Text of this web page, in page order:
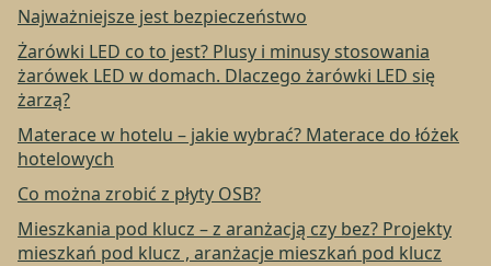
Najważniejsze jest bezpieczeństwo
Żarówki LED co to jest? Plusy i minusy stosowania
żarówek LED w domach. Dlaczego żarówki LED się
żarzą?
Materace w hotelu – jakie wybrać? Materace do łóżek
hotelowych
Co można zrobić z płyty OSB?
Mieszkania pod klucz – z aranżacją czy bez? Projekty
mieszkań pod klucz , aranżacje mieszkań pod klucz